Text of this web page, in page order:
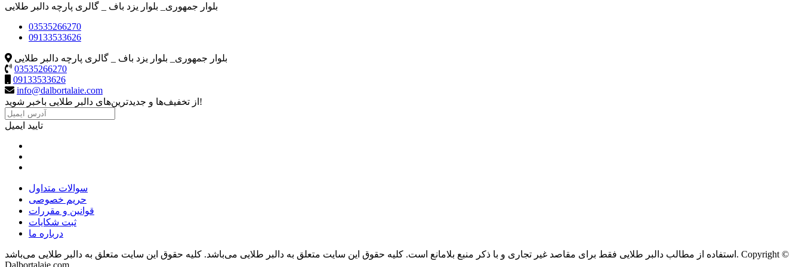
بلوار جمهوری_ بلوار یزد باف _ گالری پارچه دالبر طلایی
03535266270
09133533626
بلوار جمهوری_ بلوار یزد باف _ گالری پارچه دالبر طلایی
03535266270
09133533626
info@dalbortalaie.com
از تخفیف‌ها و جدیدترین‌های دالبر طلایی باخبر شوید!
تایید ایمیل
سوالات متداول
حریم خصوصی
قوانین و مقررات
ثبت شکایات
درباره ما
استفاده از مطالب دالبر طلایی فقط برای مقاصد غیر تجاری و با ذکر منبع بلامانع است. کليه حقوق اين سايت متعلق به دالبر طلایی می‌باشد. کليه حقوق اين سايت متعلق به دالبر طلایی می‌باشد. Copyright ©
Dalbortalaie.com